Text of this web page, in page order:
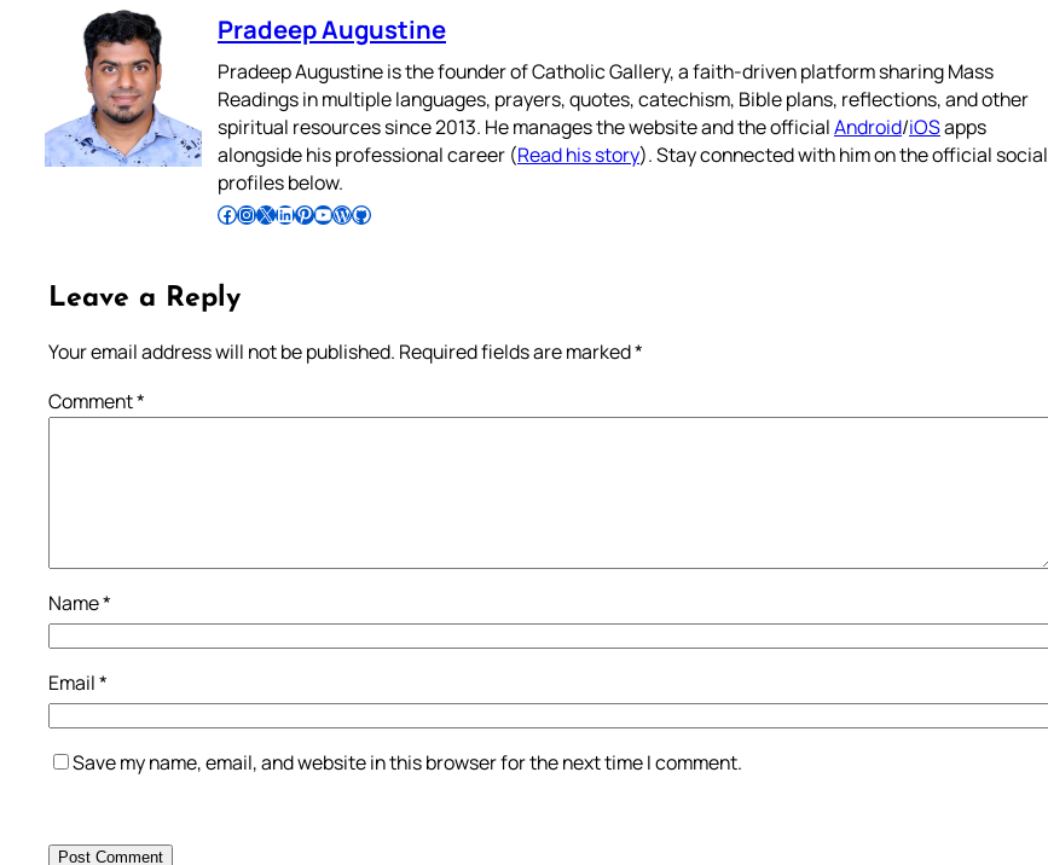
Pradeep Augustine
Pradeep Augustine is the founder of Catholic Gallery, a faith-driven platform sharing Mass
Readings in multiple languages, prayers, quotes, catechism, Bible plans, reflections, and other
spiritual resources since 2013. He manages the website and the officialAndroid/iOSapps
alongside his professional career (Read his story). Stay connected with him on the official social
profiles below.
Follow Pradeep on Facebook Follow Pradeep on InstagramFollow Pradeep on X Follow Pradeep on LinkedIn Follow Pradeep on Pinterest Subscribe to Pradeep’s Youtube Channel Follow Pradeep on WordPress Follow Pradeep on GitHub
Leave a Reply
Your email address will not be published. Required fields are marked*
Comment*
Name*
Email*
Save my name, email, and website in this browser for the next time I comment.